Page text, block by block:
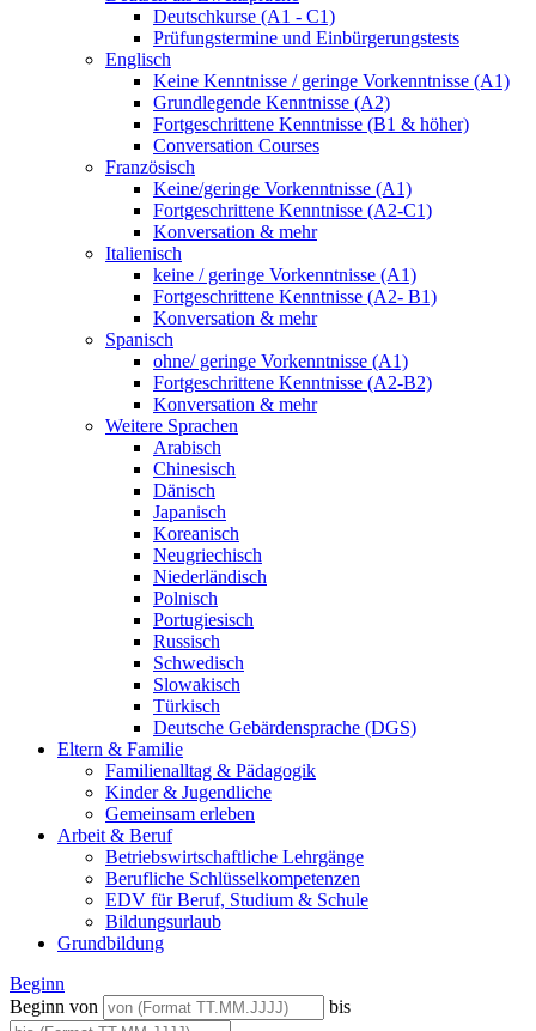
Deutschkurse (A1 - C1)
Prüfungstermine und Einbürgerungstests
Englisch
Keine Kenntnisse / geringe Vorkenntnisse (A1)
Grundlegende Kenntnisse (A2)
Fortgeschrittene Kenntnisse (B1 & höher)
Conversation Courses
Französisch
Keine/geringe Vorkenntnisse (A1)
Fortgeschrittene Kenntnisse (A2-C1)
Konversation & mehr
Italienisch
keine / geringe Vorkenntnisse (A1)
Fortgeschrittene Kenntnisse (A2- B1)
Konversation & mehr
Spanisch
ohne/ geringe Vorkenntnisse (A1)
Fortgeschrittene Kenntnisse (A2-B2)
Konversation & mehr
Weitere Sprachen
Arabisch
Chinesisch
Dänisch
Japanisch
Koreanisch
Neugriechisch
Niederländisch
Polnisch
Portugiesisch
Russisch
Schwedisch
Slowakisch
Türkisch
Deutsche Gebärdensprache (DGS)
Eltern & Familie
Familienalltag & Pädagogik
Kinder & Jugendliche
Gemeinsam erleben
Arbeit & Beruf
Betriebswirtschaftliche Lehrgänge
Berufliche Schlüsselkompetenzen
EDV für Beruf, Studium & Schule
Bildungsurlaub
Grundbildung
Beginn
Beginn von
bis